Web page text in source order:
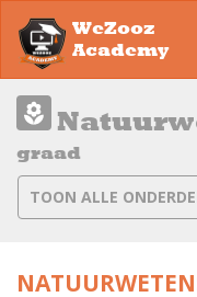
WeZooz
Academy
graad
TOON ALLE